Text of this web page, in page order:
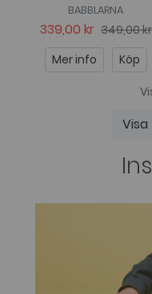
BABBLARNA
339,00 kr 349,00 kr
Mer info
Köp